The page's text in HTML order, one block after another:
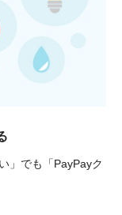
」でも「PayPayク